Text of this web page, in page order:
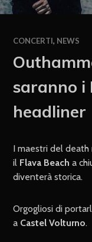
CONCERTI, NEWS
saranno i
headliner
I maestri del
il Flava Beach a
diventerà storica.
Orgogliosi di
a Castel Volturno.